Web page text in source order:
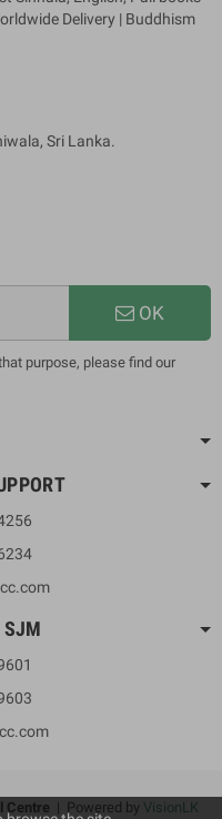
Delivery | Buddhism
Sri Lanka.
OK
purpose, please find our
SJM
Centre | Powered by VisionLK